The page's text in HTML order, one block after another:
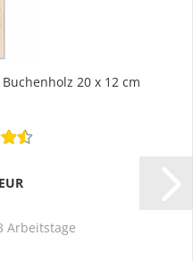
20 x 12 cm
Arbeitstage